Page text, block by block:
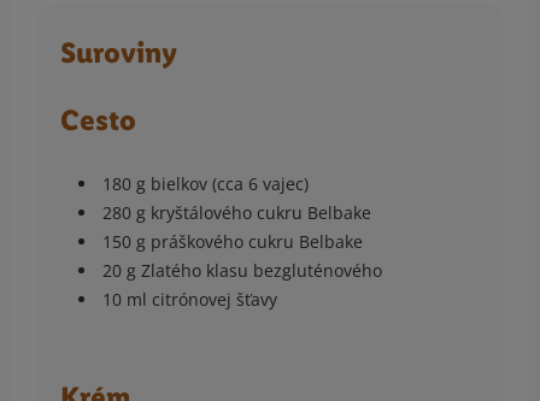
Suroviny
Cesto
180 g bielkov (cca 6 vajec)
280 g kryštálového cukru Belbake
150 g práškového cukru Belbake
20 g Zlatého klasu bezgluténového
10 ml citrónovej šťavy